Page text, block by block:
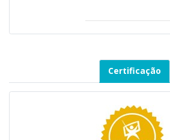
Certificação